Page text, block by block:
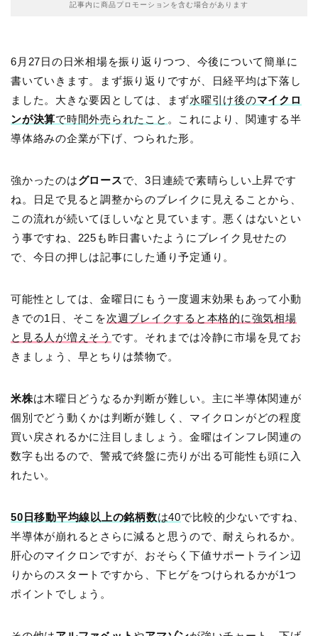
記事内に商品プロモーションを含む場合があります
6月27日の日米相場を振り返りつつ、今後について簡単に
書いていきます。まず振り返りですが、日経平均は下落し
ました。大きな要因としては、まず水曜引け後のマイクロ
ンが決算で時間外売られたこと 。これにより、関連する半
導体絡みの企業が下げ、つられた形。
強かったのはグロースで、3日連続で素晴らしい上昇です
ね。日足で見ると調整からのブレイクに見えることから、
この流れが続いてほしいなと見ています。悪くはないとい
う事ですね、225も昨日書いたようにブレイク見せたの
で、今日の押しは記事にした通り予定通り。
可能性としては、金曜日にもう一度週末効果もあって小動
きでの1日、そこを次週ブレイクすると本格的に強気相場
と見る人が増えそう です。それまでは冷静に市場を見てお
きましょう、早とちりは禁物で。
米株は木曜日どうなるか判断が難しい。主に半導体関連が
個別でどう動くかは判断が難しく、マイクロンがどの程度
買い戻されるかに注目しましょう。金曜はインフレ関連の
数字も出るので、警戒で終盤に売りが出る可能性も頭に入
れたい。
50日移動平均線以上の銘柄数は40で比較的少ないですね、
半導体が崩れるとさらに減ると思うので、耐えられるか。
肝心のマイクロンですが、おそらく下値サポートライン辺
りからのスタートですから、下ヒゲをつけられるかが1つ
ポイントでしょう。